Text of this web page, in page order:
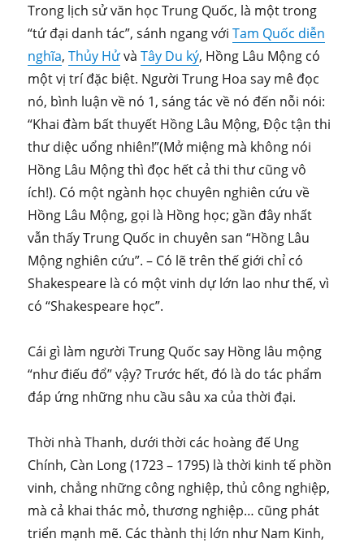
Trong lịch sử văn học Trung Quốc, là một trong
“tứ đại danh tác”, sánh ngang vớiTam Quốc diễn
nghĩa,Thủy HửvàTây Du ký, Hồng Lâu Mộng có
một vị trí đặc biệt. Người Trung Hoa say mê đọc
nó, bình luận về nó 1, sáng tác về nó đến nỗi nói:
“Khai đàm bất thuyết Hồng Lâu Mộng, Độc tận thi
thư diệc uổng nhiên!”(Mở miệng mà không nói
Hồng Lâu Mộng thì đọc hết cả thi thư cũng vô
ích!). Có một ngành học chuyên nghiên cứu về
Hồng Lâu Mộng, gọi là Hồng học; gần đây nhất
vẫn thấy Trung Quốc in chuyên san “Hồng Lâu
Mộng nghiên cứu”. – Có lẽ trên thế giới chỉ có
Shakespeare là có một vinh dự lớn lao như thế, vì
có “Shakespeare học”.
Cái gì làm người Trung Quốc say Hồng lâu mộng
“như điếu đổ” vậy? Trước hết, đó là do tác phẩm
đáp ứng những nhu cầu sâu xa của thời đại.
Thời nhà Thanh, dưới thời các hoàng đế Ung
Chính, Càn Long (1723 – 1795) là thời kinh tế phồn
vinh, chẳng những công nghiệp, thủ công nghiệp,
mà cả khai thác mỏ, thương nghiệp… cũng phát
triển mạnh mẽ. Các thành thị lớn như Nam Kinh,